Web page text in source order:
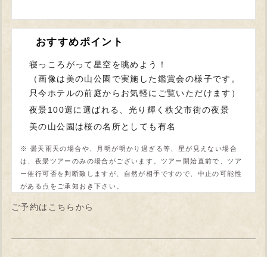
おすすめポイント
寝っころがって星空を眺めよう！
（画像は美の山公園で実施した鑑賞会の様子です。
只今ホテルの前庭からお気軽にご覧いただけます）
夜景100選に選ばれる、光り輝く秩父市街の夜景
美の山公園は桜の名所としても有名
※ 曇天雨天の場合や、月明が明かり過ぎる等、星が見えない場合
は、夜景ツアーのみの場合がございます。ツアー開始直前で、ツア
ー催行可否を判断致しますが、自然が相手ですので、中止の可能性
がある点をご承知おき下さい。
ご予約はこちらから